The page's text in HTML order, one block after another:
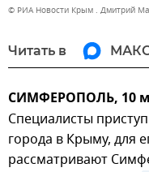
© РИА Новости Крым . Дмитрий
Читать в
СИМФЕРОПОЛЬ, 10
Специалисты
города в Крыму, для
рассматривают